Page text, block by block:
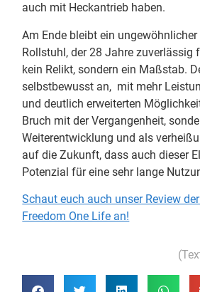
auch mit Heckantrieb haben.
Am Ende bleibt ein ungewöhnlicher
Rollstuhl, der 28 Jahre zuverlässig
kein Relikt, sondern ein Maßstab.
selbstbewusst an, mit mehr
und deutlich erweiterten
Bruch mit der Vergangenheit,
Weiterentwicklung und als
auf die Zukunft, dass auch dieser
Potenzial für eine sehr lange
Schaut euch auch unser Review
Freedom One Life an!